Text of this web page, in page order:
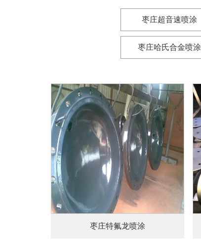
枣庄超音速喷涂
枣庄哈氏合金喷涂
枣庄特氟龙喷涂
查看详情+